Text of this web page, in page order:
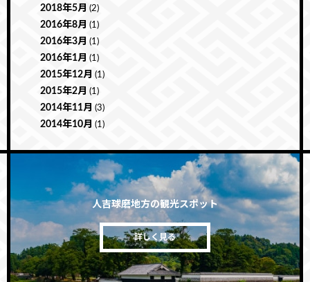
2018年5月 (2)
2016年8月 (1)
2016年3月 (1)
2016年1月 (1)
2015年12月 (1)
2015年2月 (1)
2014年11月 (3)
2014年10月 (1)
人吉球磨地方の観光スポット
詳しく見る